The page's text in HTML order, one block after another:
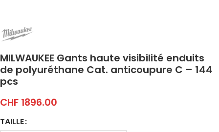
MILWAUKEE Gants haute visibilité enduits
de polyuréthane Cat. anticoupure C – 144
pcs
CHF 1896.00
TAILLE